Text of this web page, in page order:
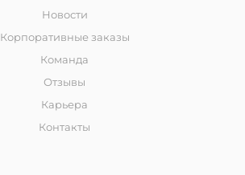
Новости
Корпоративные заказы
Команда
Отзывы
Карьера
Контакты